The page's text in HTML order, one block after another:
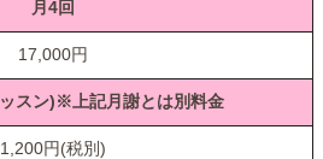
月4回
17,000円
スン)※上記月謝とは別料金
1,200円(税別)